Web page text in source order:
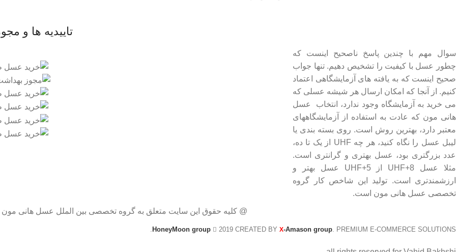
سوال مهم با چندین پاسخ ناصحیح اینست که
چطور عسل با کیفیت را تشخیص دهیم. تنها جواب
صحیح اینست که به یافته های آزمایشگاهی اعتماد
کنیم. از آنجا که امکان ارسال هر شیشه عسلی که
می خرید به آزمایشگاه وجود ندارد، انتخاب عسل
هانی مون که عادت به استفاده از آزمایشگاههای
معتبر دارد، بهترین روش است. روی بسته بندی یا
لیبل عسل را نگاه کنید، هر چه UHF از یک تا ده،
عدد بزرگتری بود، عسل بهتری و گرانتری است.
مثلا عسل UHF+8 از UHF+5 عسل بهتر و
ارزشمندتری است. تولید این شاخص کار گروه
تخصصی عسل هانی مون است.
تاییدیه ها و
@ کلیه حقوق این سایت متعلق به گروه تخصصی بین الملل عسل هانی
HoneyMoon group 2019 CREATED BY X-Amason group. PREMIUM E-COMMERCE SOLUTIONS.